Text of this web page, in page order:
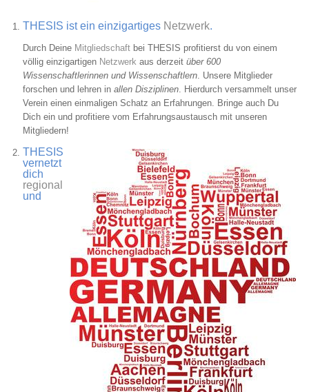
THESIS ist ein einzigartiges Netzwerk.
Durch Deine Mitgliedschaft bei THESIS profitierst du von einem
völlig einzigartigen Netzwerk aus derzeit über 600
Wissenschaftlerinnen und Wissenschaftlern. Unsere Mitglieder
forschen und lehren in allen Disziplinen. Hierdurch versammelt unser
Verein einen einmaligen Schatz an Erfahrungen. Bringe auch Du
Dich ein und profitiere vom Erfahrungsaustausch mit unseren
Mitgliedern!
THESIS
vernetzt
dich
regional
und